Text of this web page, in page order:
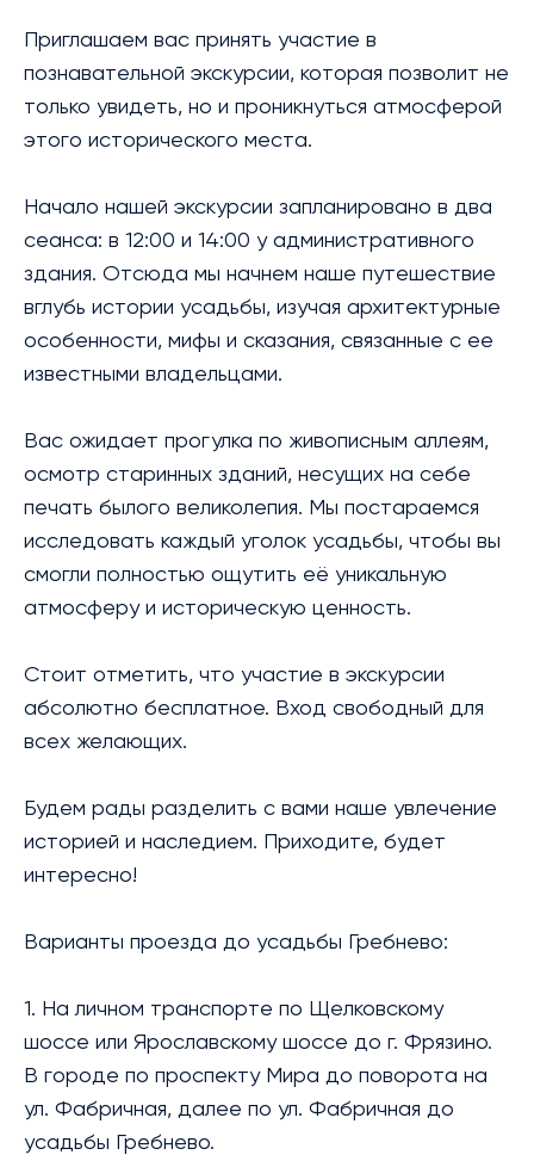
Приглашаем вас принять участие в
познавательной экскурсии, которая позволит не
только увидеть, но и проникнуться атмосферой
этого исторического места.
Начало нашей экскурсии запланировано в два
сеанса: в 12:00 и 14:00 у административного
здания. Отсюда мы начнем наше путешествие
вглубь истории усадьбы, изучая архитектурные
особенности, мифы и сказания, связанные с ее
известными владельцами.
Вас ожидает прогулка по живописным аллеям,
осмотр старинных зданий, несущих на себе
печать былого великолепия. Мы постараемся
исследовать каждый уголок усадьбы, чтобы вы
смогли полностью ощутить её уникальную
атмосферу и историческую ценность.
Стоит отметить, что участие в экскурсии
абсолютно бесплатное. Вход свободный для
всех желающих.
Будем рады разделить с вами наше увлечение
историей и наследием. Приходите, будет
интересно!
Варианты проезда до усадьбы Гребнево:
1. На личном транспорте по Щелковскому
шоссе или Ярославскому шоссе до г. Фрязино.
В городе по проспекту Мира до поворота на
ул. Фабричная, далее по ул. Фабричная до
усадьбы Гребнево.